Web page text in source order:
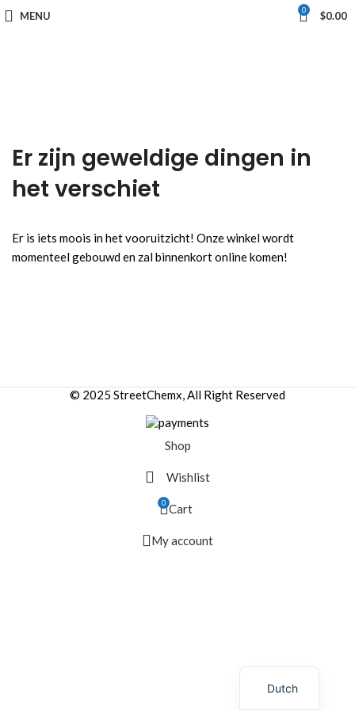
MENU 0 $0.00
Er zijn geweldige dingen in
het verschiet
Er is iets moois in het vooruitzicht! Onze winkel wordt
momenteel gebouwd en zal binnenkort online komen!
© 2025 StreetChemx, All Right Reserved
Shop
Wishlist
0 Cart
My account
Dutch